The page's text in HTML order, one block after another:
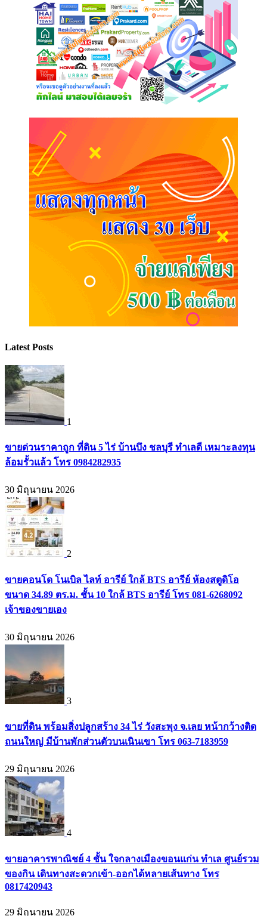
Latest Posts
1
ขายด่วนราคาถูก ที่ดิน 5 ไร่ บ้านบึง ชลบุรี ทำเลดี เหมาะลงทุน
ล้อมรั้วแล้ว โทร 0984282935
30 มิถุนายน 2026
2
ขายคอนโด โนเบิล ไลท์ อารีย์ ใกล้ BTS อารีย์ ห้องสตูดิโอ
ขนาด 34.89 ตร.ม. ชั้น 10 ใกล้ BTS อารีย์ โทร 081-6268092
เจ้าของขายเอง
30 มิถุนายน 2026
3
ขายที่ดิน พร้อมสิ่งปลูกสร้าง 34 ไร่ วังสะพุง จ.เลย หน้ากว้างติด
ถนนใหญ่ มีบ้านพักส่วนตัวบนเนินเขา โทร 063-7183959
29 มิถุนายน 2026
4
ขายอาคารพาณิชย์ 4 ชั้น ใจกลางเมืองขอนแก่น ทำเล ศูนย์รวม
ของกิน เดินทางสะดวกเข้า-ออกได้หลายเส้นทาง โทร
0817420943
29 มิถุนายน 2026